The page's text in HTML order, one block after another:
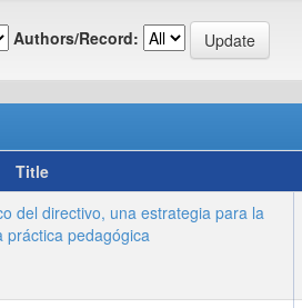
Authors/Record:
Title
del directivo, una estrategia para la
práctica pedagógica